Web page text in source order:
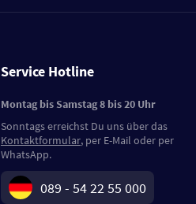
Service Hotline
Montag bis Samstag 8 bis 20 Uhr
Sonntags erreichst Du uns über das
Kontaktformular, per E-Mail oder per
WhatsApp.
089 - 54 22 55 000